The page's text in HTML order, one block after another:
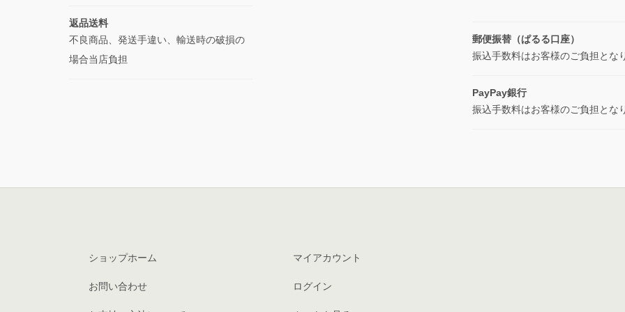
返品送料
不良商品、発送手違い、輸送時の破損の
場合当店負担
郵便振替（ぱるる口座）
振込手数料はお客様のご負担とな
PayPay銀行
振込手数料はお客様のご負担とな
ショップホーム
お問い合わせ
マイアカウント
ログイン